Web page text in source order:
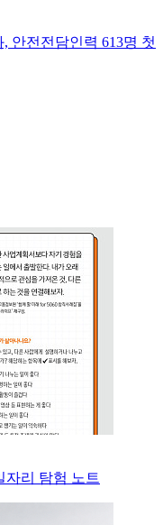
안전전담인력 613명 첫
자리 탐험 노트